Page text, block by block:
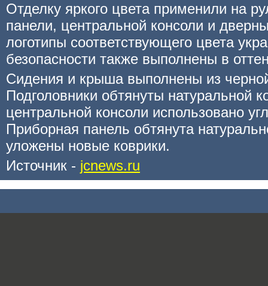
Отделку яркого цвета применили на
панели, центральной консоли и
логотипы соответствующего цвета
безопасности также выполнены в
Сидения и крыша выполнены из
Подголовники обтянуты натуральной
центральной консоли использовано
Приборная панель обтянута
уложены новые коврики.
Источник - jcnews.ru